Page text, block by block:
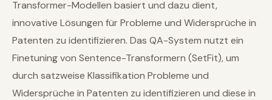
Transformer-Modellen basiert und dazu dient,
innovative Lösungen für Probleme und Widersprüche in
Patenten zu identifizieren. Das QA-System nutzt ein
Finetuning von Sentence-Transformern (SetFit), um
durch satzweise Klassifikation Probleme und
Widersprüche in Patenten zu identifizieren und diese in